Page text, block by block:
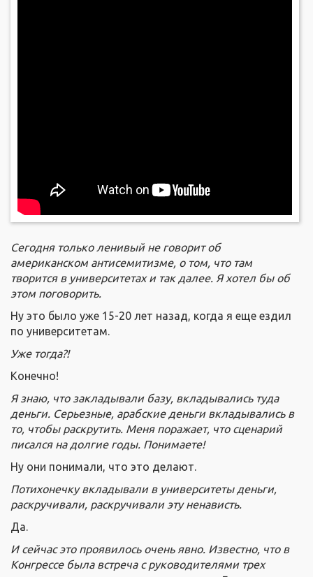
Сегодня только ленивый не говорит об
американском антисемитизме, о том, что там
творится в университетах и так далее. Я хотел бы об
этом поговорить.
Ну это было уже 15-20 лет назад, когда я еще ездил
по университетам.
Уже тогда?!
Конечно!
Я знаю, что закладывали базу, вкладывались туда
деньги. Серьезные, арабские деньги вкладывались в
то, чтобы раскрутить. Меня поражает, что сценарий
писался на долгие годы. Понимаете!
Ну они понимали, что это делают.
Потихонечку вкладывали в университеты деньги,
раскручивали, раскручивали эту ненависть.
Да.
И сейчас это проявилось очень явно. Известно, что в
Конгрессе была встреча с руководителями трех